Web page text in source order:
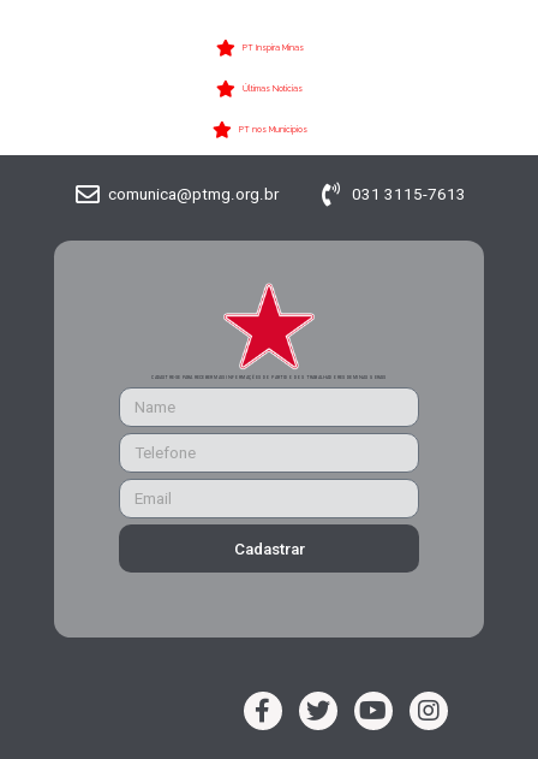
PT Inspira Minas
Últimas Notícias
PT nos Municípios
comunica@ptmg.org.br 031 3115-7613
CADASTRE-SE PARA RECEBER MAIS INFORMAÇÕES DO PARTIDO DOS TRABALHADORES DE MINAS GERAIS
Cadastrar